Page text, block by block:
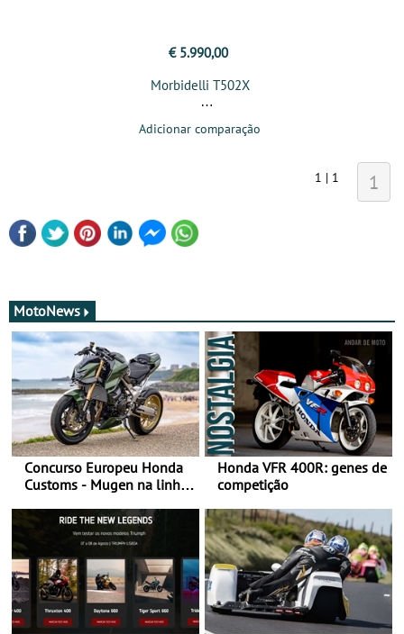
€ 5.990,00
Morbidelli T502X
Adicionar comparação
1 | 1 1
MotoNews
Concurso Europeu Honda
Customs - Mugen na linha
ganhar
Honda VFR 400R: genes de
competição